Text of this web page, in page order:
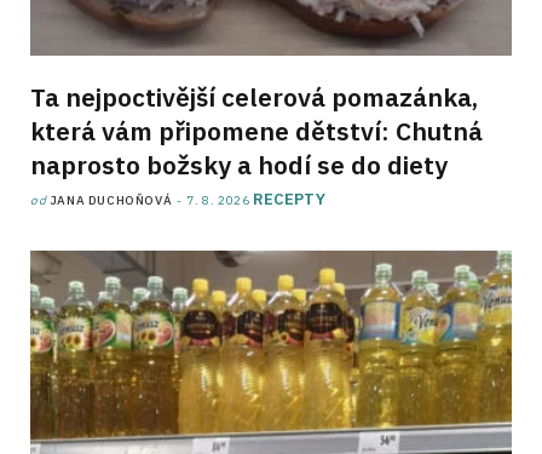
Ta nejpoctivější celerová pomazánka,
která vám připomene dětství: Chutná
naprosto božsky a hodí se do diety
od JANA DUCHOŇOVÁ 7. 8. 2026 RECEPTY